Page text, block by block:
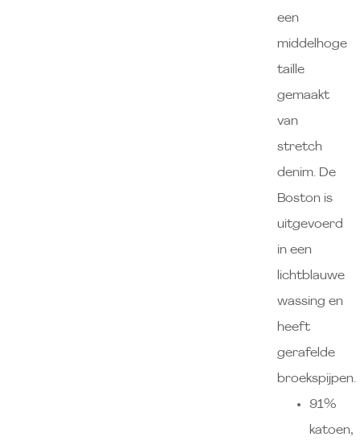
een
middelhoge
taille
gemaakt
van
stretch
denim. De
Boston is
uitgevoerd
in een
lichtblauwe
wassing en
heeft
gerafelde
broekspijpen.
91%
katoen,